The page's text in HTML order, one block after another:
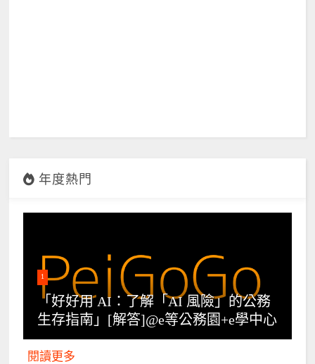
年度熱門
1
「好好用 AI：了解「AI 風險」的公務
生存指南」[解答]@e等公務園+e學中心
閱讀更多